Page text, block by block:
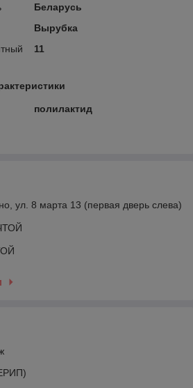
Беларусь
Вырубка
11
полилактид
ул. 8 марта 13 (первая дверь слева)